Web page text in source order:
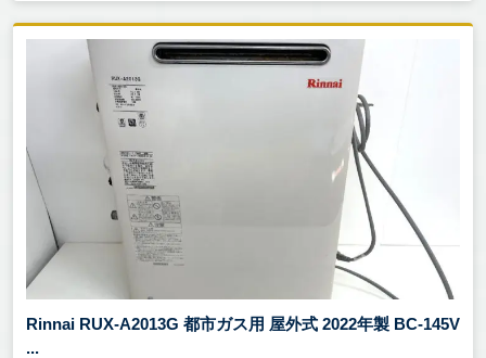
Rinnai RUX-A2013G 都市ガス用 屋外式 2022年製 BC-145V
...